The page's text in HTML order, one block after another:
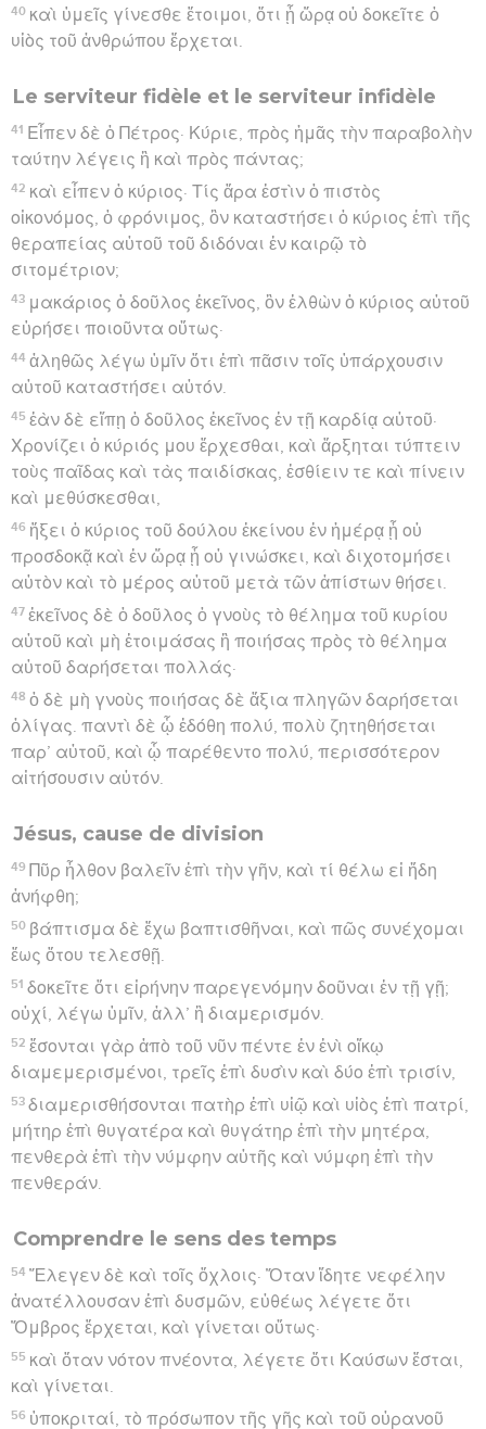
40 καὶ ὑμεῖς γίνεσθε ἕτοιμοι, ὅτι ᾗ ὥρᾳ οὐ δοκεῖτε ὁ
υἱὸς τοῦ ἀνθρώπου ἔρχεται.
Le serviteur fidèle et le serviteur infidèle
41 Εἶπεν δὲ ὁ Πέτρος· Κύριε, πρὸς ἡμᾶς τὴν παραβολὴν
ταύτην λέγεις ἢ καὶ πρὸς πάντας;
42 καὶ εἶπεν ὁ κύριος· Τίς ἄρα ἐστὶν ὁ πιστὸς
οἰκονόμος, ὁ φρόνιμος, ὃν καταστήσει ὁ κύριος ἐπὶ τῆς
θεραπείας αὐτοῦ τοῦ διδόναι ἐν καιρῷ τὸ
σιτομέτριον;
43 μακάριος ὁ δοῦλος ἐκεῖνος, ὃν ἐλθὼν ὁ κύριος αὐτοῦ
εὑρήσει ποιοῦντα οὕτως·
44 ἀληθῶς λέγω ὑμῖν ὅτι ἐπὶ πᾶσιν τοῖς ὑπάρχουσιν
αὐτοῦ καταστήσει αὐτόν.
45 ἐὰν δὲ εἴπῃ ὁ δοῦλος ἐκεῖνος ἐν τῇ καρδίᾳ αὐτοῦ·
Χρονίζει ὁ κύριός μου ἔρχεσθαι, καὶ ἄρξηται τύπτειν
τοὺς παῖδας καὶ τὰς παιδίσκας, ἐσθίειν τε καὶ πίνειν
καὶ μεθύσκεσθαι,
46 ἥξει ὁ κύριος τοῦ δούλου ἐκείνου ἐν ἡμέρᾳ ᾗ οὐ
προσδοκᾷ καὶ ἐν ὥρᾳ ᾗ οὐ γινώσκει, καὶ διχοτομήσει
αὐτὸν καὶ τὸ μέρος αὐτοῦ μετὰ τῶν ἀπίστων θήσει.
47 ἐκεῖνος δὲ ὁ δοῦλος ὁ γνοὺς τὸ θέλημα τοῦ κυρίου
αὐτοῦ καὶ μὴ ἑτοιμάσας ἢ ποιήσας πρὸς τὸ θέλημα
αὐτοῦ δαρήσεται πολλάς·
48 ὁ δὲ μὴ γνοὺς ποιήσας δὲ ἄξια πληγῶν δαρήσεται
ὀλίγας. παντὶ δὲ ᾧ ἐδόθη πολύ, πολὺ ζητηθήσεται
παρ’ αὐτοῦ, καὶ ᾧ παρέθεντο πολύ, περισσότερον
αἰτήσουσιν αὐτόν.
Jésus, cause de division
49 Πῦρ ἦλθον βαλεῖν ἐπὶ τὴν γῆν, καὶ τί θέλω εἰ ἤδη
ἀνήφθη;
50 βάπτισμα δὲ ἔχω βαπτισθῆναι, καὶ πῶς συνέχομαι
ἕως ὅτου τελεσθῇ.
51 δοκεῖτε ὅτι εἰρήνην παρεγενόμην δοῦναι ἐν τῇ γῇ;
οὐχί, λέγω ὑμῖν, ἀλλ’ ἢ διαμερισμόν.
52 ἔσονται γὰρ ἀπὸ τοῦ νῦν πέντε ἐν ἑνὶ οἴκῳ
διαμεμερισμένοι, τρεῖς ἐπὶ δυσὶν καὶ δύο ἐπὶ τρισίν,
53 διαμερισθήσονται πατὴρ ἐπὶ υἱῷ καὶ υἱὸς ἐπὶ πατρί,
μήτηρ ἐπὶ θυγατέρα καὶ θυγάτηρ ἐπὶ τὴν μητέρα,
πενθερὰ ἐπὶ τὴν νύμφην αὐτῆς καὶ νύμφη ἐπὶ τὴν
πενθεράν.
Comprendre le sens des temps
54 Ἔλεγεν δὲ καὶ τοῖς ὄχλοις· Ὅταν ἴδητε νεφέλην
ἀνατέλλουσαν ἐπὶ δυσμῶν, εὐθέως λέγετε ὅτι
Ὄμβρος ἔρχεται, καὶ γίνεται οὕτως·
55 καὶ ὅταν νότον πνέοντα, λέγετε ὅτι Καύσων ἔσται,
καὶ γίνεται.
56 ὑποκριταί, τὸ πρόσωπον τῆς γῆς καὶ τοῦ οὐρανοῦ